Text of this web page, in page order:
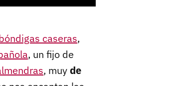
caseras,
, un fijo de
, muyde